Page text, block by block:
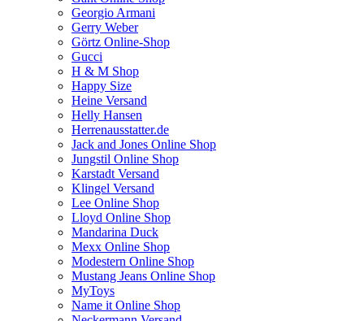
Georgio Armani
Gerry Weber
Görtz Online-Shop
Gucci
H & M Shop
Happy Size
Heine Versand
Helly Hansen
Herrenausstatter.de
Jack and Jones Online Shop
Jungstil Online Shop
Karstadt Versand
Klingel Versand
Lee Online Shop
Lloyd Online Shop
Mandarina Duck
Mexx Online Shop
Modestern Online Shop
Mustang Jeans Online Shop
MyToys
Name it Online Shop